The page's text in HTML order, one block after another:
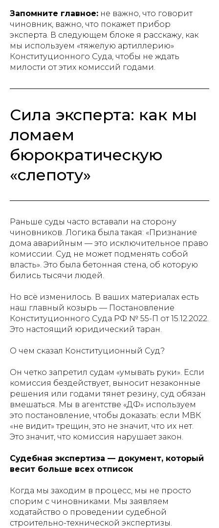
Запомните главное: не важно, что говорит
чиновник, важно, что покажет прибор
эксперта. В следующем блоке я расскажу, как
мы используем «тяжелую артиллерию»
Конституционного Суда, чтобы не ждать
милости от этих комиссий годами.
Сила эксперта: как мы
ломаем
бюрократическую
«слепоту»
Раньше суды часто вставали на сторону
чиновников. Логика была такая: «Признание
дома аварийным — это исключительное право
комиссии. Суд не может подменять собой
власть». Это была бетонная стена, об которую
бились тысячи людей.
Но всё изменилось. В ваших материалах есть
наш главный козырь — Постановление
Конституционного Суда РФ № 55-П от 15.12.2022.
Это настоящий юридический таран.
О чем сказал Конституционный Суд?
Он четко запретил судам «умывать руки». Если
комиссия бездействует, выносит незаконные
решения или годами тянет резину, суд обязан
вмешаться. Мы в агентстве «ДФ» используем
это постановление, чтобы доказать: если МВК
«не видит» трещин, это не значит, что их нет.
Это значит, что комиссия нарушает закон.
Судебная экспертиза — документ, который
весит больше всех отписок
Когда мы заходим в процесс, мы не просто
спорим с чиновниками. Мы заявляем
ходатайство о проведении судебной
строительно-технической экспертизы.